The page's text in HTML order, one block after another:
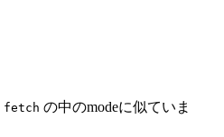
fetch の中のmodeに似ていま